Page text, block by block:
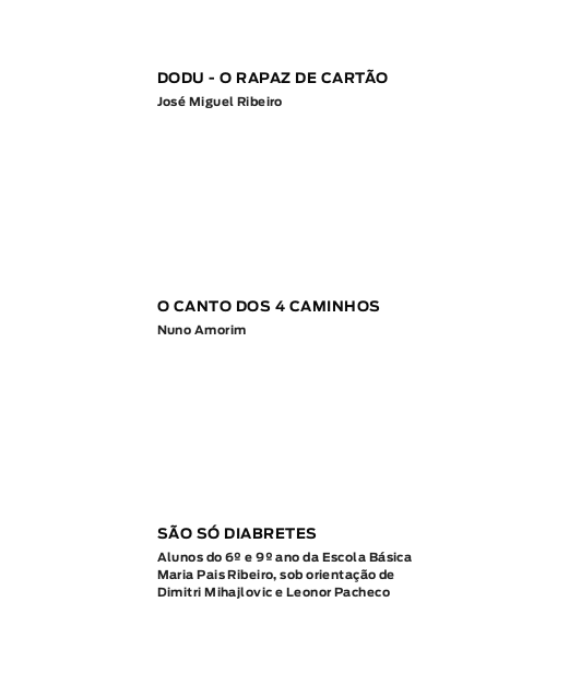
DODU - O RAPAZ DE CARTÃO
José Miguel Ribeiro
O CANTO DOS 4 CAMINHOS
Nuno Amorim
SÃO SÓ DIABRETES
Alunos do 6º e 9º ano da Escola Básica
Maria Pais Ribeiro, sob orientação de
Dimitri Mihajlovic e Leonor Pacheco